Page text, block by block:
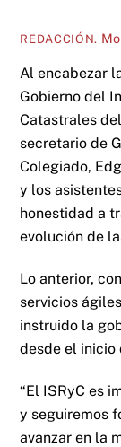
REDACCIÓN.
Al encabezar
Gobierno del
Catastrales
secretario de
Colegiado,
y los
honestidad a
evolución de
Lo anterior,
servicios
instruido la
desde el inicio
“El ISRyC es
y seguiremos
avanzar en la